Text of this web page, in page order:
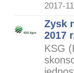
2017-
Zysk
2017
KSG